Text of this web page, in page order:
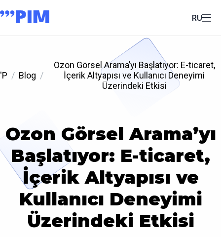
RU
'P Blog
Ozon Görsel Arama’yı Başlatıyor: E-ticaret,
İçerik Altyapısı ve Kullanıcı Deneyimi
Üzerindeki Etkisi
Ozon Görsel Arama’yı
Başlatıyor: E-ticaret,
İçerik Altyapısı ve
Kullanıcı Deneyimi
Üzerindeki Etkisi